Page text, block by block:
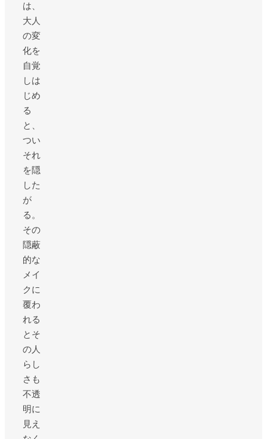
は、
大人
の変
化を
自覚
しは
じめ
る
と、
つい
それ
を隠
した
が
る。
その
隠蔽
的な
メイ
クに
覆わ
れる
とそ
の人
らし
さも
不透
明に
見え